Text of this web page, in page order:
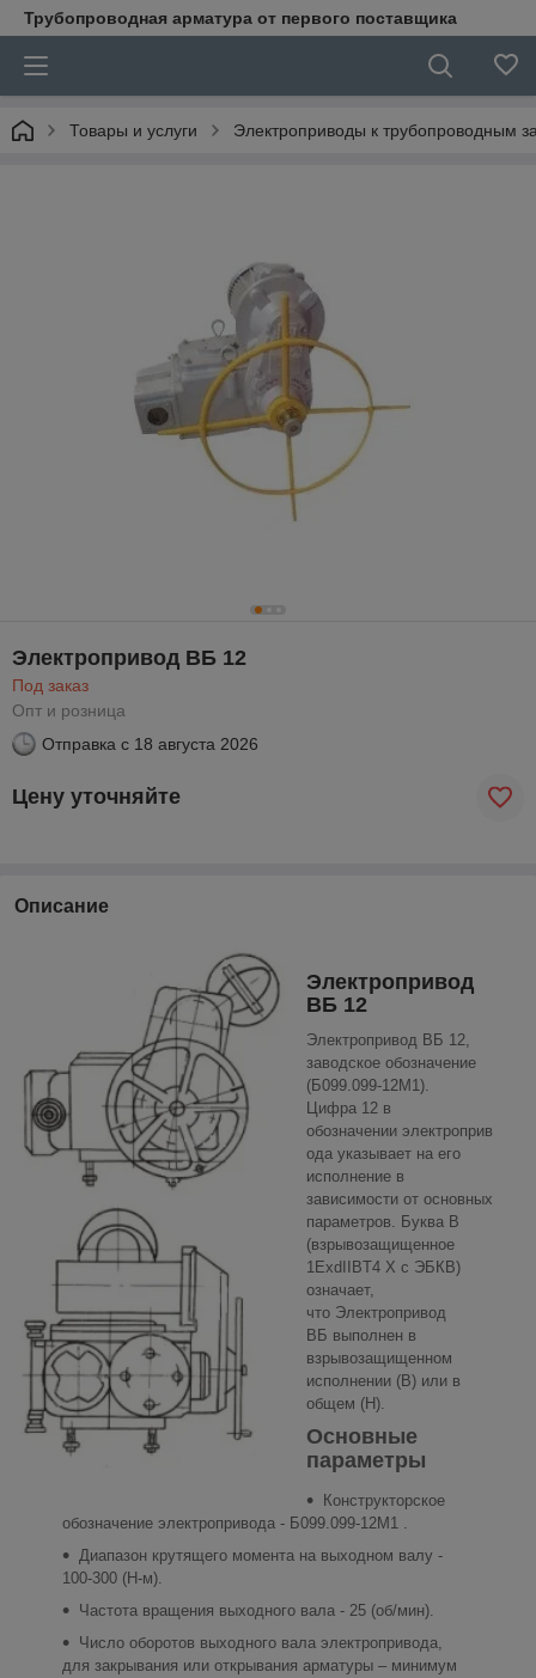
Трубопроводная арматура от первого поставщика
Товары и услуги Электроприводы к трубопроводным
Электропривод ВБ 12
Под заказ
Опт и розница
Отправка с 18 августа 2026
Цену уточняйте
Описание
Электропривод
ВБ 12
Электропривод ВБ 12,
заводское обозначение
(Б099.099-12М1).
Цифра 12 в
обозначении электроприв
ода указывает на его
исполнение в
зависимости от основных
параметров. Буква В
(взрывозащищенное
1ExdIIBT4 Х с ЭБКВ)
означает,
что Электропривод
ВБ выполнен в
взрывозащищенном
исполнении (В) или в
общем (Н).
Основные
параметры
Конструкторское
обозначение электропривода - Б099.099-12М1 .
Диапазон крутящего момента на выходном валу -
100-300 (Н-м).
Частота вращения выходного вала - 25 (об/мин).
Число оборотов выходного вала электропривода,
для закрывания или открывания арматуры – минимум